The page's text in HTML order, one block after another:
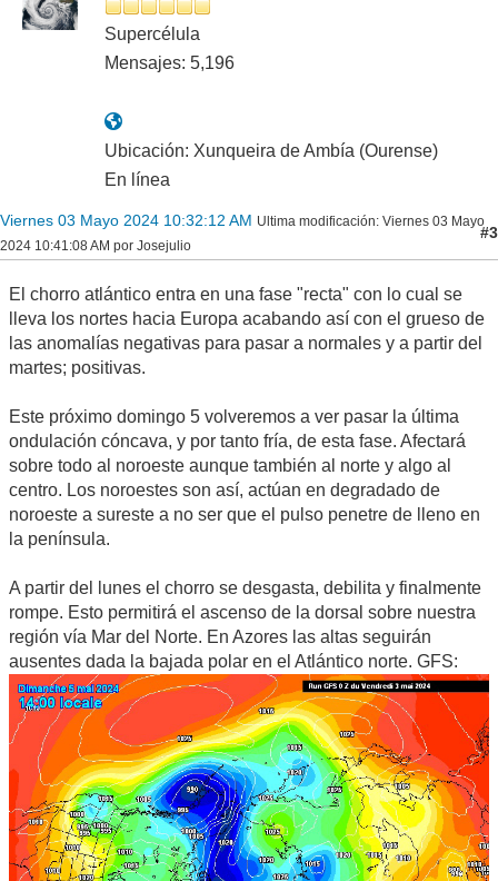
Supercélula
Mensajes: 5,196
Ubicación: Xunqueira de Ambía (Ourense)
En línea
Viernes 03 Mayo 2024 10:32:12 AM Ultima modificación: Viernes 03 Mayo
2024 10:41:08 AM por Josejulio
#3
El chorro atlántico entra en una fase "recta" con lo cual se
lleva los nortes hacia Europa acabando así con el grueso de
las anomalías negativas para pasar a normales y a partir del
martes; positivas.
Este próximo domingo 5 volveremos a ver pasar la última
ondulación cóncava, y por tanto fría, de esta fase. Afectará
sobre todo al noroeste aunque también al norte y algo al
centro. Los noroestes son así, actúan en degradado de
noroeste a sureste a no ser que el pulso penetre de lleno en
la península.
A partir del lunes el chorro se desgasta, debilita y finalmente
rompe. Esto permitirá el ascenso de la dorsal sobre nuestra
región vía Mar del Norte. En Azores las altas seguirán
ausentes dada la bajada polar en el Atlántico norte. GFS: